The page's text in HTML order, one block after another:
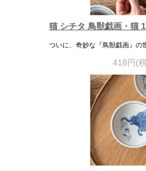
猫 シチタ 鳥獣戯画・猫
ついに、奇妙な『鳥獣戯画』の
418円(